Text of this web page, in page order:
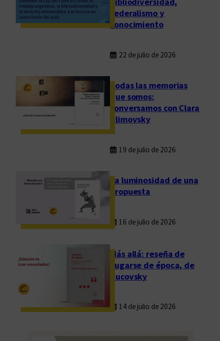
federalismo y
conocimiento
22 de julio de 2026
Todas las memorias
que somos:
conversamos con Clara
Klimovsky
19 de julio de 2026
La luminosidad de una
propuesta
16 de julio de 2026
Más allá: reseña de
Fugarse de época, de
Rucovsky
14 de julio de 2026